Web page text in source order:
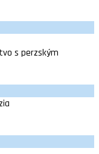
s perzským